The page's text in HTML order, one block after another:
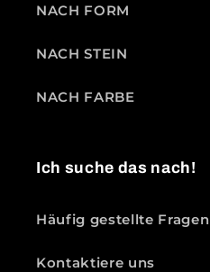
NACH FORM
NACH STEIN
NACH FARBE
Ich suche das nach!
Häufig gestellte Fragen
Kontaktiere uns